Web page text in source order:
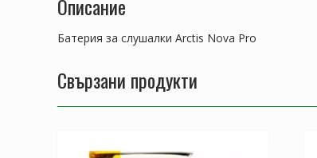
Описание
Батерия за слушалки Arctis Nova Pro
Свързани продукти